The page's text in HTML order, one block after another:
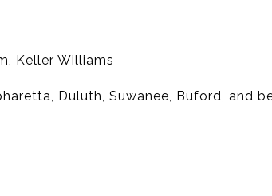
Keller Williams
Duluth, Suwanee, Buford, and